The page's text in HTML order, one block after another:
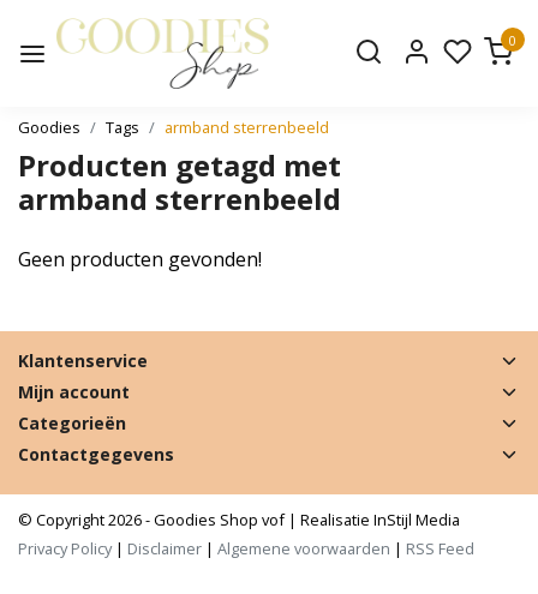
0
Goodies Tags armband sterrenbeeld
Producten getagd met
armband sterrenbeeld
Geen producten gevonden!
Klantenservice
Mijn account
Categorieën
Contactgegevens
© Copyright 2026 - Goodies Shop vof | Realisatie InStijl Media
Privacy Policy| Disclaimer | Algemene voorwaarden | RSS Feed